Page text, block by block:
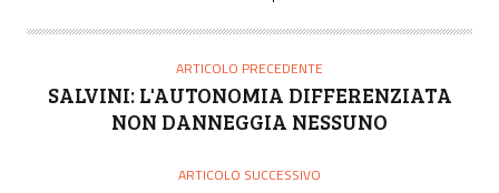
ARTICOLO PRECEDENTE
SALVINI: L'AUTONOMIA DIFFERENZIATA
NON DANNEGGIA NESSUNO
ARTICOLO SUCCESSIVO